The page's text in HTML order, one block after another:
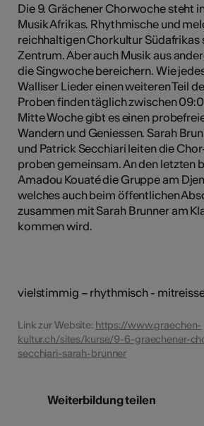
Die 9. Grächener Chorwoche steht
Musik Afrikas. Rhythmische und
reichhaltigen Chorkultur Südafrikas
Zentrum. Aber auch Musik aus
die Singwoche bereichern. Wie
Walliser Lieder einen weiteren Teil
Proben finden täglich zwischen
Mitte Woche gibt es einen
Wandern und Geniessen. Sarah
und Patrick Secchiari leiten die
proben gemeinsam. An den letzten
Amadou Kouaté die Gruppe am
welches auch beim öffentlichen
zusammen mit Sarah Brunner am
kommen wird.
vielstimmig – rhythmisch -
Link zur Website: https://www.graechen-
kultur.ch/sites/kurse/9-6-graechener-
secchiari-sarah-brunner
Weiterbildung teilen